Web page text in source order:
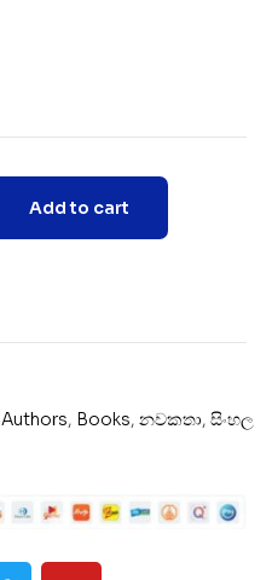
Add to cart
Authors, Books, නවකතා, සිංහල